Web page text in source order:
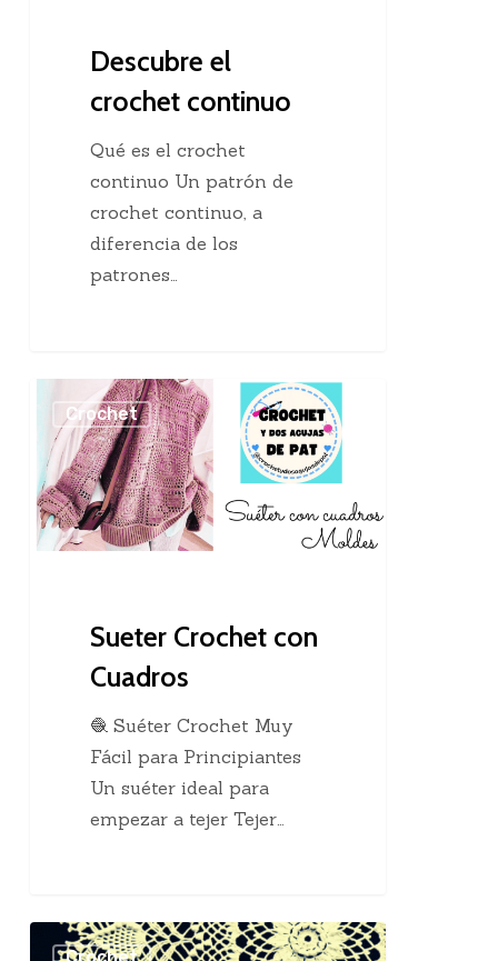
Descubre el
crochet continuo
Qué es el crochet
continuo Un patrón de
crochet continuo, a
diferencia de los
patrones…
Crochet
con
Cuadros
Crochet
Sueter Crochet con
Cuadros
🧶 Suéter Crochet Muy
Fácil para Principiantes
Un suéter ideal para
empezar a tejer Tejer…
Carpeta